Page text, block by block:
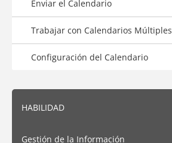
Enviar el Calendario
Trabajar con Calendarios Múltiples
Configuración del Calendario
HABILIDAD
Gestión de la Información